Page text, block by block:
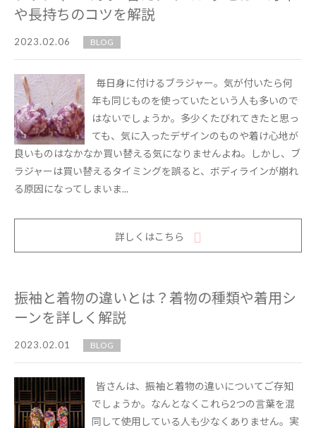
や長持ちのコツを解説
2023.02.06 BLOG
毎日身に付けるブラジャー。気が付いたら何
年も同じものを使っていたという人も多いので
はないでしょうか。多少くたびれてきたと思っ
ても、気に入ったデザインのものや着け心地が
良いものはなかなか買い替える気になりませんよね。しかし、ブ
ラジャーは買い替えるタイミングを誤ると、ボディラインが崩れ
る原因になってしまいま...
詳しくはこちら
振袖と着物の違いとは？着物の種類や着用シ
ーンを詳しく解説
2023.02.01 BLOG
皆さんは、振袖と着物の違いについてご存知
でしょうか。なんとなくこれら2つの言葉を混
同して使用している人も少なくありません。実